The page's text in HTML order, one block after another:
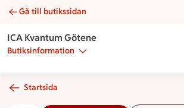
Tårtor och bakelser | Catering ICA
Gå till butikssidan
ICA Kvantum Götene
Butiksinformation
Startsida